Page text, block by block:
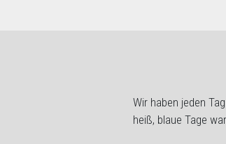
Wir haben jeden
heiß, blaue Tage